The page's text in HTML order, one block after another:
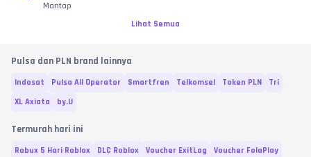
Mantap
Lihat Semua
Pulsa dan PLN brand lainnya
Indosat Pulsa All Operator Smartfren Telkomsel Token PLN
Tri
XL Axiata
by.U
Termurah hari ini
Robux 5 Hari Roblox DLC Roblox Voucher ExitLag
Voucher FolaPlay